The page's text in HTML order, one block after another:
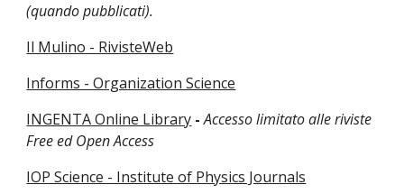
(quando pubblicati).
Il Mulino - RivisteWeb
Informs - Organization Science
INGENTA Online Library -Accesso limitato alle riviste
Free ed Open Access
IOP Science - Institute of Physics Journals